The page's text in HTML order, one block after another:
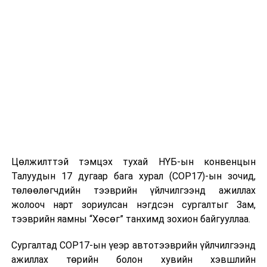
Цөлжилттэй тэмцэх тухай НҮБ-ын конвенцын
Талуудын 17 дугаар бага хурал (COP17)-ын зочид,
төлөөлөгчдийн тээврийн үйлчилгээнд ажиллах
жолооч нарт зориулсан нэгдсэн сургалтыг Зам,
тээврийн яамны “Хөсөг” танхимд зохион байгууллаа.
Сургалтад COP17-ын үеэр автотээврийн үйлчилгээнд
ажиллах төрийн болон хувийн хэвшлийн